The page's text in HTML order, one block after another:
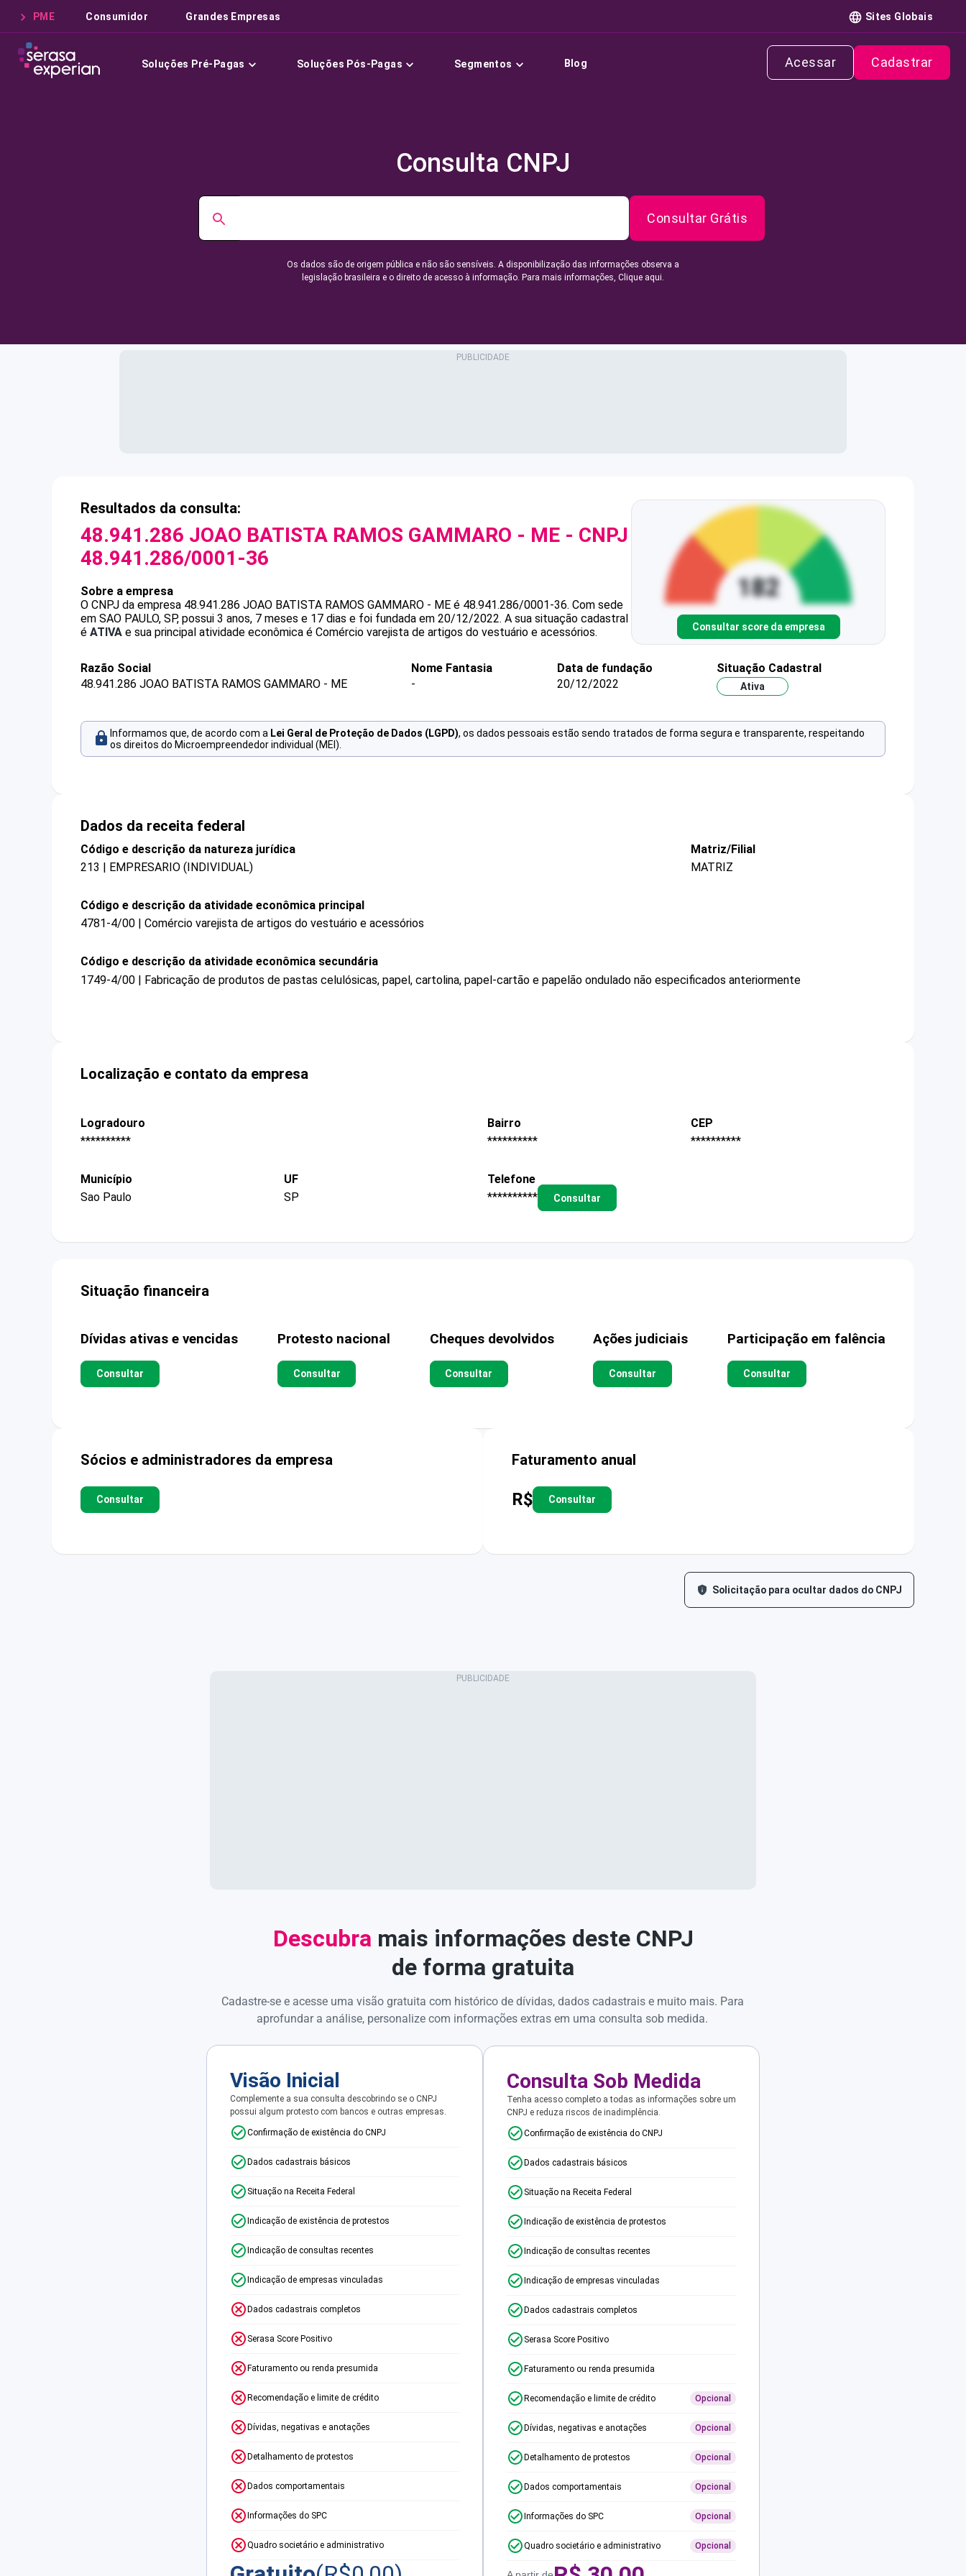
PME Consumidor Grandes Empresas Sites Globais
Soluções Pré-Pagas Soluções Pós-Pagas Segmentos Blog Acessar Cadastrar
Consulta CNPJ
Consultar Grátis
Os dados são de origem pública e não são sensíveis. A disponibilização das informações observa a
legislação brasileira e o direito de acesso à informação. Para mais informações, Clique aqui.
Resultados da consulta:
48.941.286 JOAO BATISTA RAMOS GAMMARO - ME - CNPJ
48.941.286/0001-36
Sobre a empresa
O CNPJ da empresa 48.941.286 JOAO BATISTA RAMOS GAMMARO - ME é 48.941.286/0001-36. Com sede
em SAO PAULO, SP, possui 3 anos, 7 meses e 17 dias e foi fundada em 20/12/2022. A sua situação cadastral
é ATIVA e sua principal atividade econômica é Comércio varejista de artigos do vestuário e acessórios. Consultar score da empresa
Razão Social
48.941.286 JOAO BATISTA RAMOS GAMMARO - ME
Nome Fantasia
-
Data de fundação
20/12/2022
Situação Cadastral
Ativa
Informamos que, de acordo com a Lei Geral de Proteção de Dados (LGPD), os dados pessoais estão sendo tratados de forma segura e transparente, respeitando
os direitos do Microempreendedor individual (MEI).
Dados da receita federal
Código e descrição da natureza jurídica
213 | EMPRESARIO (INDIVIDUAL)
Matriz/Filial
MATRIZ
Código e descrição da atividade econômica principal
4781-4/00 | Comércio varejista de artigos do vestuário e acessórios
Código e descrição da atividade econômica secundária
1749-4/00 | Fabricação de produtos de pastas celulósicas, papel, cartolina, papel-cartão e papelão ondulado não especificados anteriormente
Localização e contato da empresa
Logradouro
**********
Bairro
**********
CEP
**********
Município
Sao Paulo
UF
SP
Telefone
**********
Consultar
Situação financeira
Dívidas ativas e vencidas
Consultar
Protesto nacional
Consultar
Cheques devolvidos
Consultar
Ações judiciais
Consultar
Participação em falência
Consultar
Sócios e administradores da empresa
Consultar
Faturamento anual
R$ Consultar
Solicitação para ocultar dados do CNPJ
Descubra mais informações deste CNPJ
de forma gratuita
Cadastre-se e acesse uma visão gratuita com histórico de dívidas, dados cadastrais e muito mais. Para
aprofundar a análise, personalize com informações extras em uma consulta sob medida.
Visão Inicial
Complemente a sua consulta descobrindo se o CNPJ
possui algum protesto com bancos e outras empresas.
Confirmação de existência do CNPJ
Dados cadastrais básicos
Situação na Receita Federal
Indicação de existência de protestos
Indicação de consultas recentes
Indicação de empresas vinculadas
Dados cadastrais completos
Serasa Score Positivo
Faturamento ou renda presumida
Recomendação e limite de crédito
Dívidas, negativas e anotações
Detalhamento de protestos
Dados comportamentais
Informações do SPC
Quadro societário e administrativo
Consulta Sob Medida
Tenha acesso completo a todas as informações sobre um
CNPJ e reduza riscos de inadimplência.
Confirmação de existência do CNPJ
Dados cadastrais básicos
Situação na Receita Federal
Indicação de existência de protestos
Indicação de consultas recentes
Indicação de empresas vinculadas
Dados cadastrais completos
Serasa Score Positivo
Faturamento ou renda presumida
Recomendação e limite de crédito Opcional
Dívidas, negativas e anotações Opcional
Detalhamento de protestos Opcional
Dados comportamentais Opcional
Informações do SPC Opcional
Quadro societário e administrativo Opcional